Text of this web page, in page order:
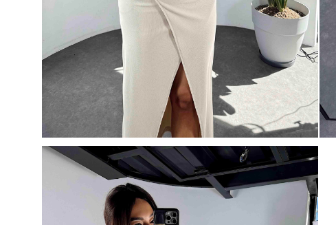
500 TL
50 TL
% 5